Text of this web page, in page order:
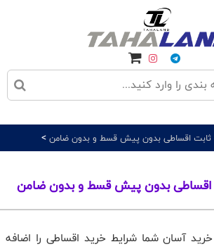
ثابت اقساطی بدون پیش قسط و بدون ضامن>
اقساطی بدون پیش قسط و بدون ضامن
آسان شما شرایط خرید اقساطی را اضافه